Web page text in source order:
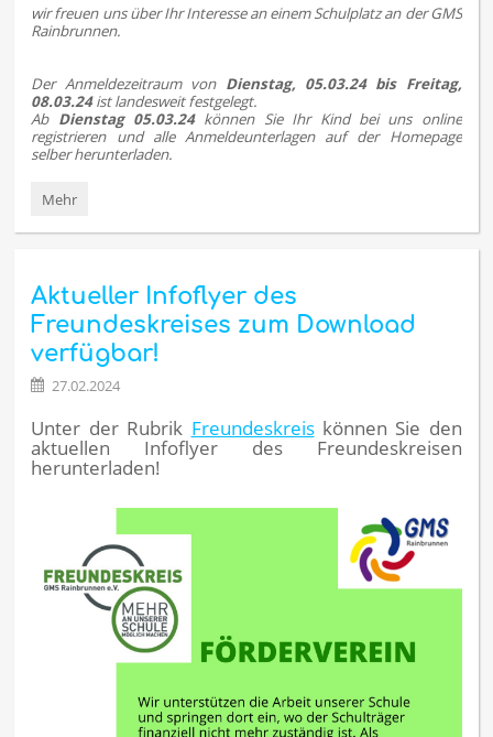
wir freuen uns über Ihr Interesse an einem Schulplatz an der GMS
Rainbrunnen.
Der Anmeldezeitraum von Dienstag, 05.03.24 bis Freitag,
08.03.24ist landesweit festgelegt.
Ab Dienstag 05.03.24können Sie Ihr Kind bei uns online
registrieren und alle Anmeldeunterlagen auf der Homepage
selber herunterladen.
ANMELDUNG
KLASSEN
DAS
SCHULJAHR
2024-
2025:
Mehr
Aktueller Infoflyer des
Freundeskreises zum Download
verfügbar!
27.02.2024
Unter der Rubrik Freundeskreiskönnen Sie den
aktuellen Infoflyer des Freundeskreisen
herunterladen!